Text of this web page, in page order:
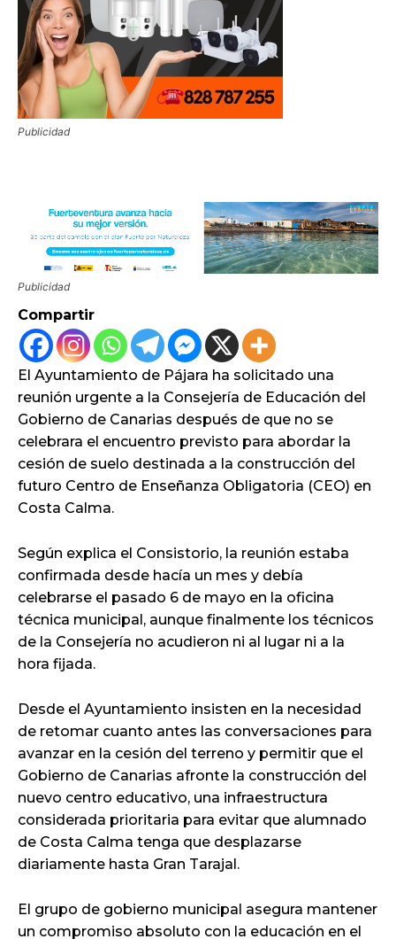
Publicidad
Publicidad
Compartir
El Ayuntamiento de Pájara ha solicitado una
reunión urgente a la Consejería de Educación del
Gobierno de Canarias después de que no se
celebrara el encuentro previsto para abordar la
cesión de suelo destinada a la construcción del
futuro Centro de Enseñanza Obligatoria (CEO) en
Costa Calma.
Según explica el Consistorio, la reunión estaba
confirmada desde hacía un mes y debía
celebrarse el pasado 6 de mayo en la oficina
técnica municipal, aunque finalmente los técnicos
de la Consejería no acudieron ni al lugar ni a la
hora fijada.
Desde el Ayuntamiento insisten en la necesidad
de retomar cuanto antes las conversaciones para
avanzar en la cesión del terreno y permitir que el
Gobierno de Canarias afronte la construcción del
nuevo centro educativo, una infraestructura
considerada prioritaria para evitar que alumnado
de Costa Calma tenga que desplazarse
diariamente hasta Gran Tarajal.
El grupo de gobierno municipal asegura mantener
un compromiso absoluto con la educación en el